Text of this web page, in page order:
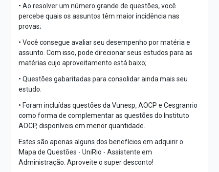
• Ao resolver um número grande de questões, você
percebe quais os assuntos têm maior incidência nas
provas;
• Você consegue avaliar seu desempenho por matéria e
assunto. Com isso, pode direcionar seus estudos para as
matérias cujo aproveitamento está baixo;
• Questões gabaritadas para consolidar ainda mais seu
estudo.
• Foram incluídas questões da Vunesp, AOCP e Cesgranrio
como forma de complementar as questões do Instituto
AOCP, disponíveis em menor quantidade.
Estes são apenas alguns dos benefícios em adquirir o
Mapa de Questões - UniRio - Assistente em
Administração. Aproveite o super desconto!